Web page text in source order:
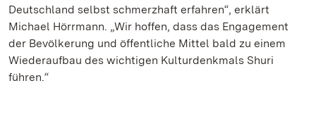
Deutschland selbst schmerzhaft erfahren“, erklärt
Michael Hörrmann. „Wir hoffen, dass das Engagement
der Bevölkerung und öffentliche Mittel bald zu einem
Wiederaufbau des wichtigen Kulturdenkmals Shuri
führen.“